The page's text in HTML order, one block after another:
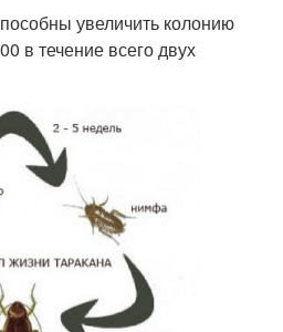
увеличить колонию
в течение всего двух